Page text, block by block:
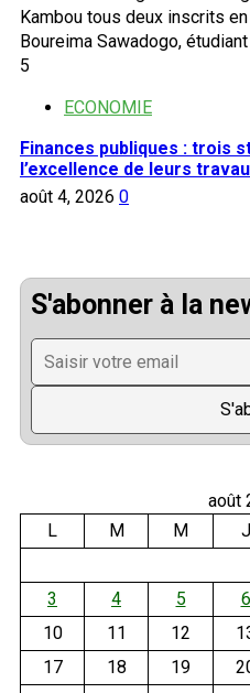
5
ECONOMIE
Finances publiques : trois
l’excellence de leurs
août 4, 2026 0
S'abonner à la
août
L
M M J
3
4 5 6
10
11 12
17
18 19